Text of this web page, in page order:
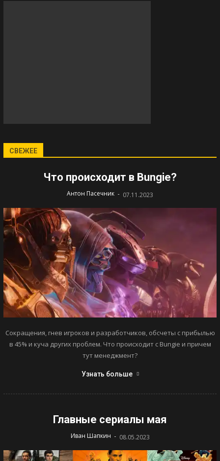
СВЕЖЕЕ
Что происходит в Bungie?
Антон Пасечник - 07.11.2023
Сокращения, гнев игроков и разработчиков, обсчеты с прибылью
в 45% и куча других проблем. Что происходит с Bungie и причем
тут менеджмент?
Узнать больше
Главные сериалы мая
Иван Шапкин - 08.05.2023